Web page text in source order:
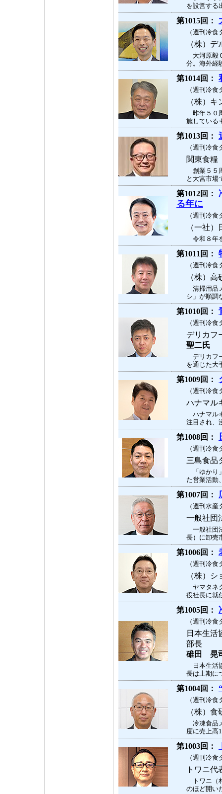
を設営する
第1015回：
（週刊冷
（株）
大河原毅
分。海外経
第1014回：
（週刊冷
（株）
昨年５０
施している
第1013回：
（週刊冷
関東食
創業５５
と大宮市場
第1012回：
る年に
（週刊冷
（一社
令和８年
第1011回：
（週刊冷
（株）
清掃用品
シ」が順調
第1010回：
（週刊冷
デリカ
聖二氏
デリカフ
を通じた大
第1009回：
（週刊冷
ハナマ
ハナマル
注目され、
第1008回：
（週刊冷
三島食
「ゆかり
た営業活動
第1007回：
（週刊水
一般社
一般社団
長）に卸売
第1006回：
（週刊冷
（株）
ヤマタネ
役社長に就
第1005回：
（週刊冷
日本生
部長
碓田 晃
日本生活
長は上期に
第1004回：
（週刊冷
（株）
冷凍食品
度に売上高
第1003回：
（週刊冷
トワニ
トワニ（
のほど開い